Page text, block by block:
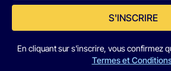
S'INSCRIRE
En cliquant sur s'inscrire, vous confirmez
Termes et